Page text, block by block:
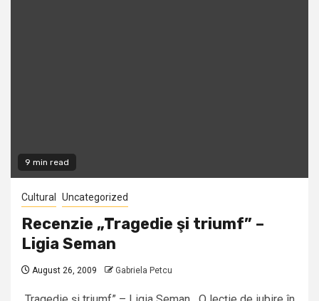
9 min read
Cultural Uncategorized
Recenzie „Tragedie şi triumf” –
Ligia Seman
August 26, 2009 Gabriela Petcu